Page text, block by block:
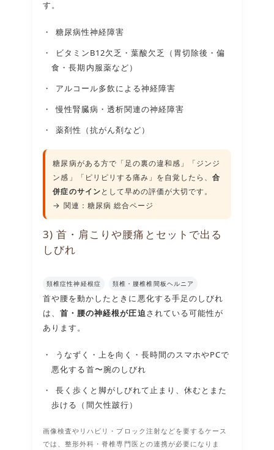
す。
糖尿病性神経障害
ビタミンB12欠乏・葉酸欠乏（胃切除後・偏
食・長期内服薬など）
アルコール多飲による神経障害
慢性腎臓病・透析関連の神経障害
薬剤性（抗がん剤など）
糖尿病がある方で「足の裏の違和感」「ジンジ
ン感」「ピリピリする痛み」を自覚したら、合
併症のサインとして早めの評価が大切です。
→ 関連： 糖尿病 総合ページ
3) 首・肩こりや腰痛とセットで出る
しびれ
頚椎症性神経根症 頚椎・腰椎椎間板ヘルニア
首や腰を動かしたときに悪化する手足のしびれ
は、首・腰の神経根が圧迫されている可能性が
あります。
うなずく・上を向く・長時間のスマホやPCで
悪化する首〜腕のしびれ
長く歩くと脚がしびれて止まり、休むとまた
歩ける（間欠性跛行）
画像検査やリハビリ・ブロック注射などを要するケース
では、整形外科・脊椎専門医との連携が必要になりま